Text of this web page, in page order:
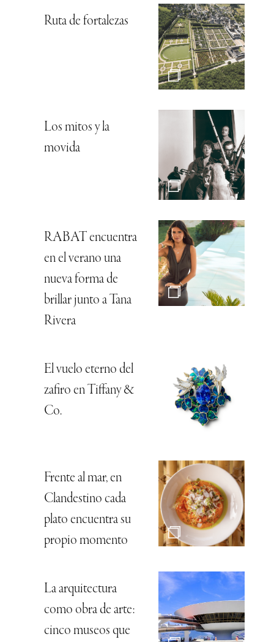
Ruta de fortalezas
Los mitos y la
movida
RABAT encuentra
en el verano una
nueva forma de
brillar junto a Tana
Rivera
El vuelo eterno del
zafiro en Tiffany &
Co.
Frente al mar, en
Clandestino cada
plato encuentra su
propio momento
La arquitectura
como obra de arte:
cinco museos que